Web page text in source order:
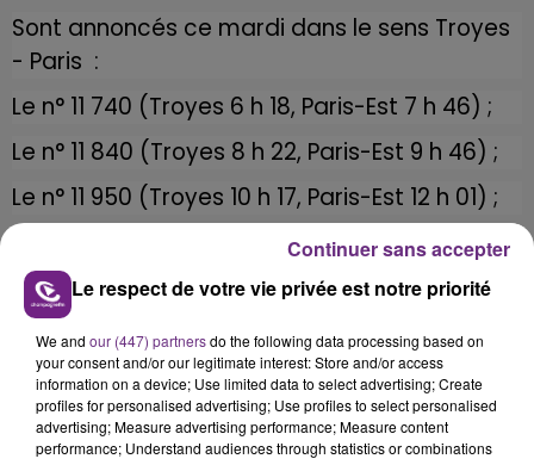
Sont annoncés ce mardi dans le sens Troyes
- Paris :
Le n° 11 740 (Troyes 6 h 18, Paris-Est 7 h 46) ;
Le n° 11 840 (Troyes 8 h 22, Paris-Est 9 h 46) ;
Le n° 11 950 (Troyes 10 h 17, Paris-Est 12 h 01) ;
Le n° 11 846 (Troyes 18 h 22, Paris-Est 19 h 47) ;
Le n° 11 848 (Troyes 20 h 50, Paris-Est 22 h 16).
Sont annoncés aujourd’hui dans le sens Paris
- Troyes :
Le n° 11 841 (Paris-Est 6 h 42, Troyes 8 h 09) ;
Le n° 11 945 (Paris-Est 11 h 42, Troyes 13 h 07) ;
Le respect de votre vie privée est notre priorité
We and our (447) partnersdo the following data processing based on
your consent and/or our legitimate interest: Store and/or access
information on a device; Use limited data to select advertising; Create
profiles for personalised advertising; Use profiles to select personalised
advertising; Measure advertising performance; Measure content
performance; Understand audiences through statistics or combinations
Continuer sans accepter